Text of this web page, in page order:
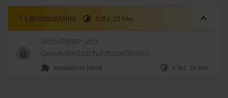
1 Lernbausteine timelapse 0 Std. 20 Min. expand_less
Sicherheits- und
Gesundheitsschutzkoordinator
extension Interaktiver Inhalt timelapse 0 Std. 20 Min.